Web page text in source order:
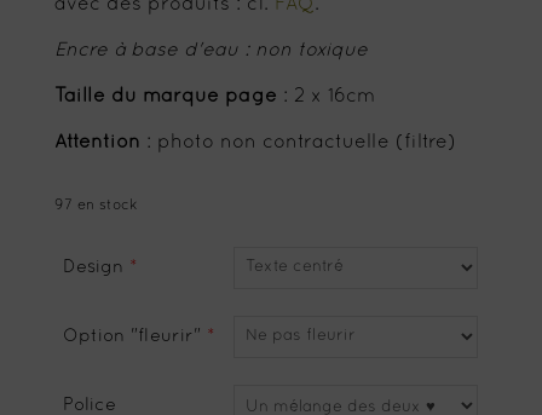
avec des produits : cf. FAQ .
Encre à base d'eau : non toxique
Taille du marque page : 2 x 16cm
Attention : photo non contractuelle (filtre)
97 en stock
Design *
Option "fleurir" *
Police